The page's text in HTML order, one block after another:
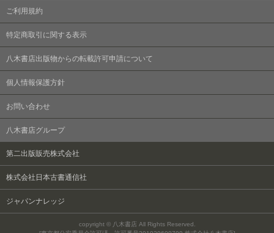
ご利用規約
特定商取引に関する表示
八木書店出版物からの転載許可申請について
個人情報保護方針
お問い合わせ
八木書店グループ
copyright © 八木書店 All Rights Reserved.
第二出版販売株式会社
株式会社日本古書通信社
ジャパンナレッジ